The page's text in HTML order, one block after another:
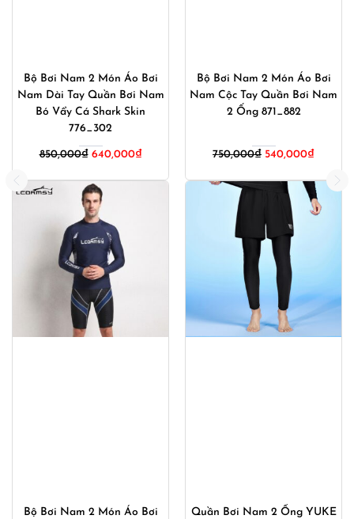
Bộ Bơi Nam 2 Món Áo Bơi
Nam Dài Tay Quần Bơi Nam
Bó Vẩy Cá Shark Skin
776_302
850,000₫ 640,000₫
Bộ Bơi Nam 2 Món Áo Bơi
Bộ Bơi Nam 2 Món Áo Bơi
Nam Cộc Tay Quần Bơi Nam
2 Ống 871_882
750,000₫ Giá
750,000₫.
540,000₫Giá
tại
là:
Quần Bơi Nam 2 Ống YUKE